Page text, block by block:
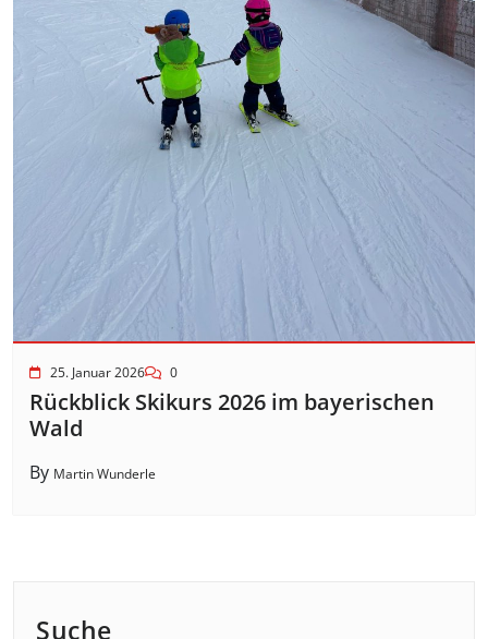
25. Januar 2026 0
Rückblick Skikurs 2026 im bayerischen
Wald
By Martin Wunderle
Suche